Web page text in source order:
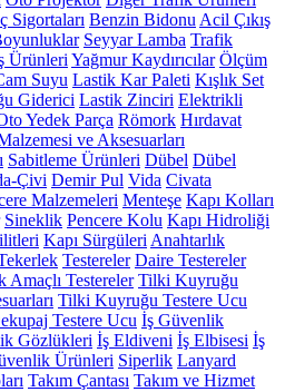
Sigortaları Benzin Bidonu Acil Çıkış
Seyyar Lamba Trafik
Ürünleri Yağmur Kaydırıcılar Ölçüm
Suyu Lastik Kar Paleti Kışlık Set
Giderici Lastik Zinciri Elektrikli
Yedek Parça Römork Hırdavat
ve Aksesuarları
Sabitleme Ürünleri Dübel Dübel
Çivi Demir Pul Vida Civata
Malzemeleri Menteşe Kapı Kolları
Sineklik Pencere Kolu Kapı Hidroliği
Kapı Sürgüleri Anahtarlık
Testereler Daire Testereler
Amaçlı Testereler Tilki Kuyruğu
Tilki Kuyruğu Testere Ucu
Testere Ucu İş Güvenlik
Gözlükleri İş Eldiveni İş Elbisesi İş
Ürünleri Siperlik Lanyard
Takım Çantası Takım ve Hizmet